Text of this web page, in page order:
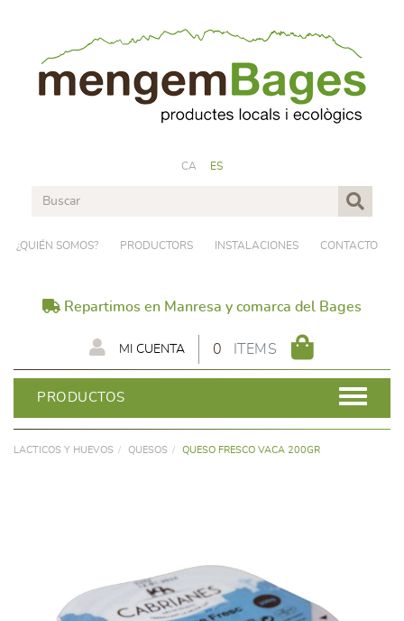
CA ES
¿QUIÉN SOMOS? PRODUCTORS INSTALACIONES CONTACTO
Repartimos en Manresa y comarca del Bages
0 ITEMS
MI CUENTA
PRODUCTOS
LACTICOS Y HUEVOS QUESOS QUESO FRESCO VACA 200GR